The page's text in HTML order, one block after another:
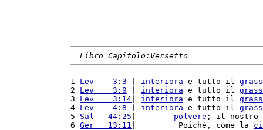
Libro Capitolo:Versetto
1 Lev    3:3 interiora e tutto il
2 Lev    3:9 interiora e tutto il
3 Lev    3:14 interiora e tutto il
4 Lev    4:8 interiora e tutto il
5 Sal   44:25 polvere ; il nostro
6 Ger   13:11 |         Poiché, come la